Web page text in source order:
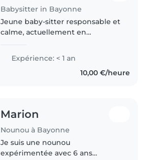
Babysitter in Bayonne
Jeune baby-sitter responsable et
calme, actuellement en
prête à m'occuper de vos
enfants avec bienveillance.
Expérience avec les enfants en
Expérience: < 1 an
10,00 €/heure
Marion
Nounou à Bayonne
Je suis une nounou
expérimentée avec 6 ans